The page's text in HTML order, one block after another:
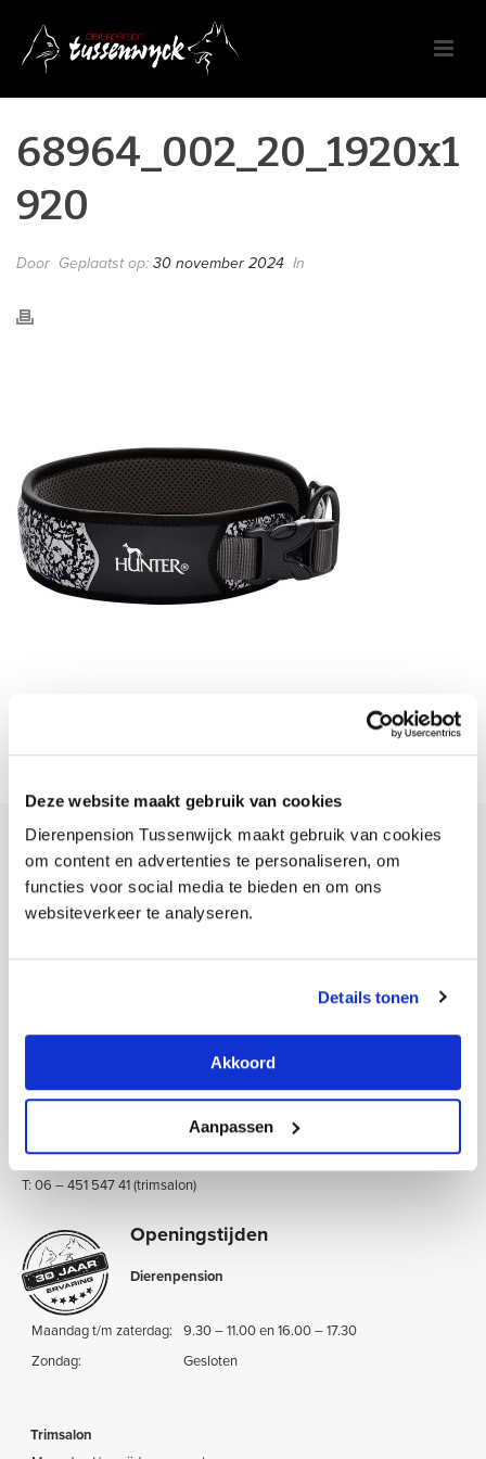
Deze website maakt gebruik van cookies
Dierenpension Tussenwijck maakt gebruik van cookies
om content en advertenties te personaliseren, om
functies voor social media te bieden en om ons
websiteverkeer te analyseren.
Details tonen
Akkoord
Aanpassen
68964_002_20_1920x1
920
Door Geplaatst op: 30 november 2024 In
Dierenpension Tussenwijck
Bent u er even tussenuit? Dierenpension Tussenwijck is hét
elke dag met liefde en plezier voor uw hond of kat.
BTW nr.: NL8078.80.929.B01
IBAN: NL26 RABO 0388 0463 41
T: 06 – 451 547 41 (trimsalon)
Openingstijden
Dierenpension
Maandag t/m zaterdag:
9.30 – 11.00 en 16.00 – 17.30
Zondag:
Gesloten
Trimsalon